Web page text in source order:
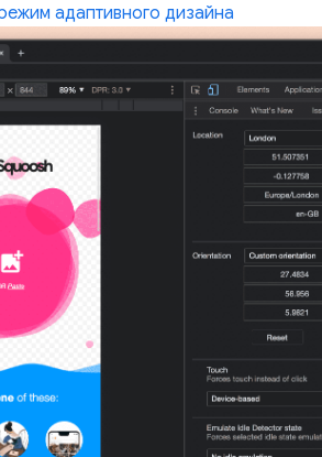
адаптивного дизайна